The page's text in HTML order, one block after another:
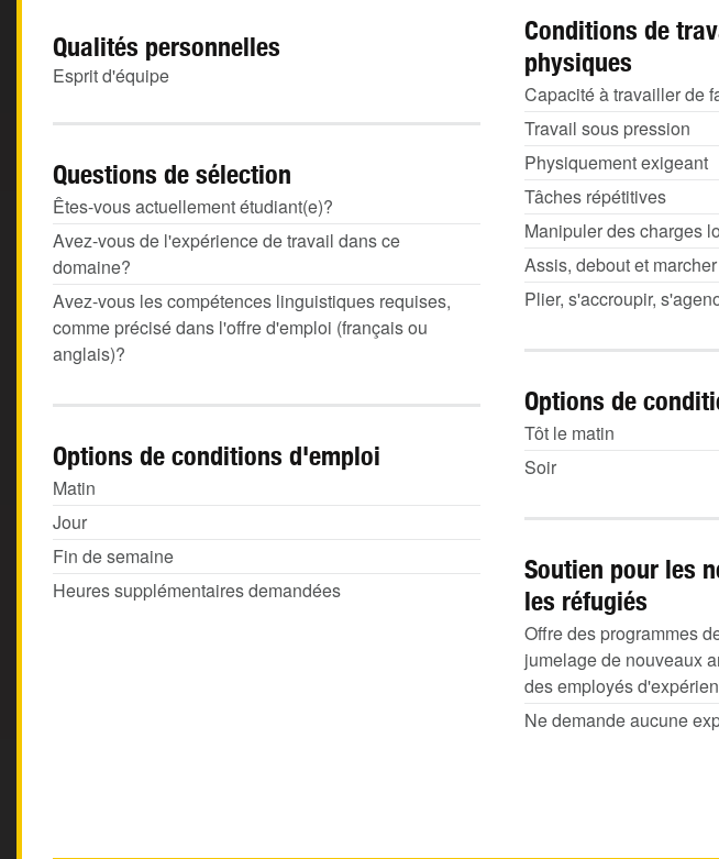
Conditions de
physiques
Capacité à travailler de
Travail sous pression
Physiquement exigeant
Tâches répétitives
Manipuler des charges
Assis, debout et marcher
Plier, s'accroupir,
Qualités personnelles
Esprit d'équipe
Questions de sélection
Êtes-vous actuellement étudiant(e)?
Avez-vous de l'expérience de travail dans ce
domaine?
Avez-vous les compétences linguistiques requises,
comme précisé dans l'offre d'emploi (français ou
anglais)?
Options de
Tôt le matin
Soir
Options de conditions d'emploi
Matin
Jour
Fin de semaine
Heures supplémentaires demandées
Soutien pour les
les réfugiés
Offre des programmes
jumelage de nouveaux
des employés
Ne demande aucune